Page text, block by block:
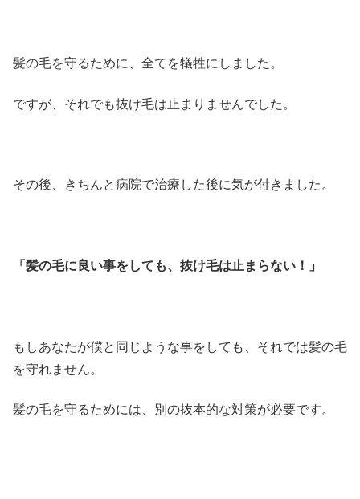
髪の毛を守るために、全てを犠牲にしました。
ですが、それでも抜け毛は止まりませんでした。
その後、きちんと病院で治療した後に気が付きました。
「髪の毛に良い事をしても、抜け毛は止まらない！」
もしあなたが僕と同じような事をしても、それでは髪の毛
を守れません。
髪の毛を守るためには、別の抜本的な対策が必要です。